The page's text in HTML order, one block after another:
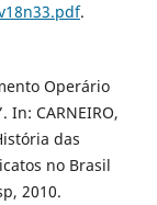
.
Operário
In: CARNEIRO,
das
no Brasil
2010.